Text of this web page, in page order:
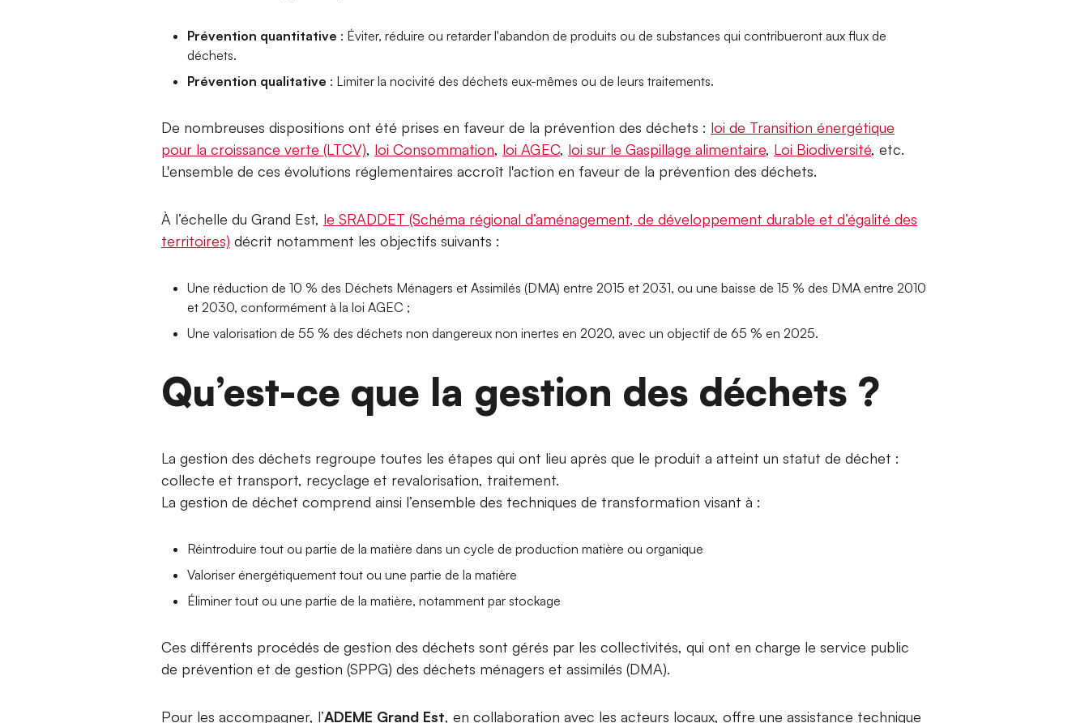
Prévention quantitative : Éviter, réduire ou retarder l'abandon de produits ou de substances qui contribueront aux flux de
déchets.
Prévention qualitative : Limiter la nocivité des déchets eux-mêmes ou de leurs traitements.
De nombreuses dispositions ont été prises en faveur de la prévention des déchets : loi de Transition énergétique
pour la croissance verte (LTCV), loi Consommation, loi AGEC, loi sur le Gaspillage alimentaire, Loi Biodiversité, etc.
L'ensemble de ces évolutions réglementaires accroît l'action en faveur de la prévention des déchets.
À l’échelle du Grand Est, le SRADDET (Schéma régional d’aménagement, de développement durable et d’égalité des
territoires) décrit notamment les objectifs suivants :
Une réduction de 10 % des Déchets Ménagers et Assimilés (DMA) entre 2015 et 2031, ou une baisse de 15 % des DMA entre 2010
et 2030, conformément à la loi AGEC ;
Une valorisation de 55 % des déchets non dangereux non inertes en 2020, avec un objectif de 65 % en 2025.
Qu’est-ce que la gestion des déchets ?
La gestion des déchets regroupe toutes les étapes qui ont lieu après que le produit a atteint un statut de déchet :
collecte et transport, recyclage et revalorisation, traitement.
La gestion de déchet comprend ainsi l’ensemble des techniques de transformation visant à :
Réintroduire tout ou partie de la matière dans un cycle de production matière ou organique
Valoriser énergétiquement tout ou une partie de la matière
Éliminer tout ou une partie de la matière, notamment par stockage
Ces différents procédés de gestion des déchets sont gérés par les collectivités, qui ont en charge le service public
de prévention et de gestion (SPPG) des déchets ménagers et assimilés (DMA).
Pour les accompagner, l’ADEME Grand Est, en collaboration avec les acteurs locaux, offre une assistance technique